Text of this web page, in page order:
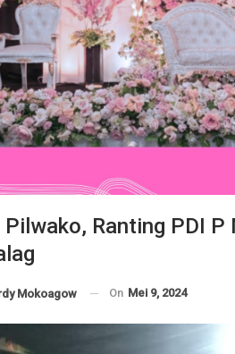
Pilwako, Ranting PDI
Mokoagow On Mei 9, 2024